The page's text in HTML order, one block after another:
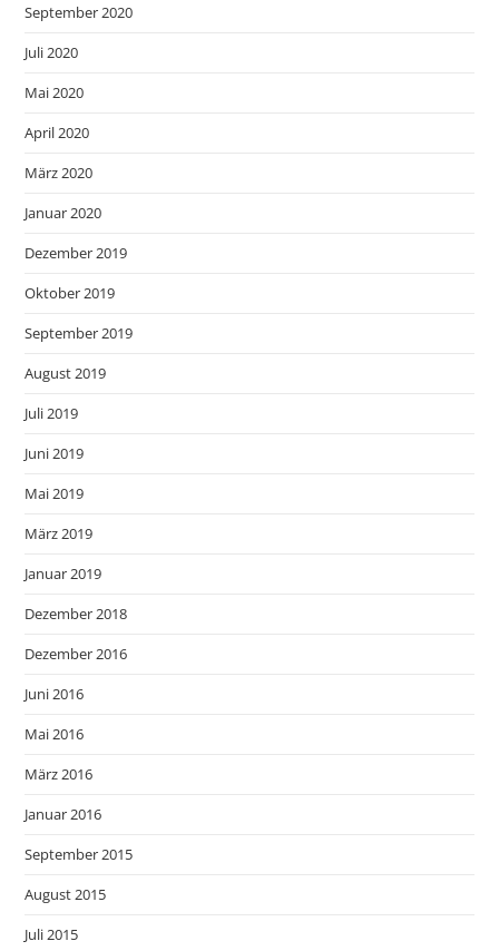
September 2020
Juli 2020
Mai 2020
April 2020
März 2020
Januar 2020
Dezember 2019
Oktober 2019
September 2019
August 2019
Juli 2019
Juni 2019
Mai 2019
März 2019
Januar 2019
Dezember 2018
Dezember 2016
Juni 2016
Mai 2016
März 2016
Januar 2016
September 2015
August 2015
Juli 2015